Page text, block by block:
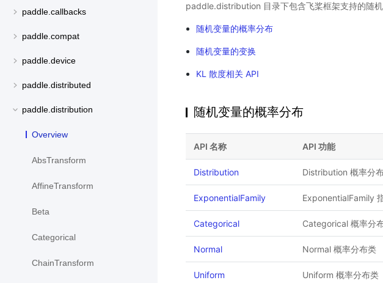
paddle.callbacks
paddle.compat
paddle.device
paddle.distributed
paddle.distribution
Overview
AbsTransform
AffineTransform
Beta
Categorical
ChainTransform
paddle.distribution 目录下包含飞桨框架支持的随
随机变量的概率分布
随机变量的变换
KL 散度相关 API
随机变量的概率分布
API 名称 API 功能
Distribution Distribution 概率分
ExponentialFamily ExponentialFamily
Categorical Categorical 概率分
Normal Normal 概率分布类
Uniform Uniform 概率分布类